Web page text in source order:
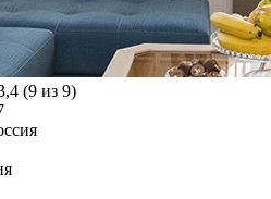
(9 из 9)